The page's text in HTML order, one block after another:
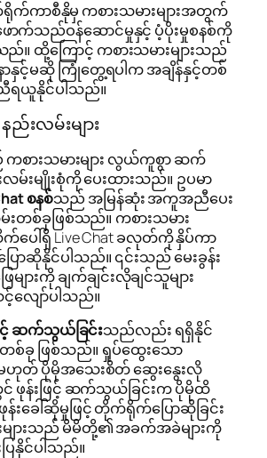
ရိုက်ကာစီနိုမှ ကစားသမားများအတွက်
ာက်သည်ဝန်ဆောင်မှုနှင့် ပံ့ပိုးမှုစနစ်ကို
ည်။ ထို့ကြောင့် ကစားသမားများသည်
င့်မဆို ကြုံတွေ့ရပါက အချိန်နှင့်တစ်
ရယူနိုင်ပါသည်။
လမ်းများ
ကစားသမားများ လွယ်ကူစွာ ဆက်
မ်းမျိုးစုံကို ပေးထားသည်။ ဥပမာ
စနစ်သည် အမြန်ဆုံး အကူအညီပေး
တစ်ခုဖြစ်သည်။ ကစားသမား
ပေါ်ရှိ Live Chat ခလုတ်ကို နှိပ်ကာ
ြောဆိုနိုင်ပါသည်။ ၎င်းသည် မေးခွန်း
ျားကို ချက်ချင်းလိုချင်သူများ
ျော်ပါသည်။
င့် ဆက်သွယ်ခြင်းသည်လည်း ရရှိနိုင်
တစ်ခု ဖြစ်သည်။ ရှုပ်ထွေးသော
မဟုတ် ပိုမိုအသေးစိတ် ဆွေးနွေးလို
င် ဖုန်းဖြင့် ဆက်သွယ်ခြင်းက ပိုမိုထိ
းခေါ်ဆိုမှုဖြင့် တိုက်ရိုက်ပြောဆိုခြင်း
းများသည် မိမိတို့၏ အခက်အခဲများကို
ပြနိုင်ပါသည်။